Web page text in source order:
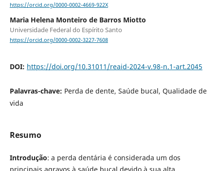
https://orcid.org/0000-0002-4669-922X
Maria Helena Monteiro de Barros Miotto
Universidade Federal do Espírito Santo
https://orcid.org/0000-0002-3227-7608
DOI: https://doi.org/10.31011/reaid-2024-v.98-n.1-art.2045
Palavras-chave: Perda de dente, Saúde bucal, Qualidade de
vida
Resumo
Introdução: a perda dentária é considerada um dos